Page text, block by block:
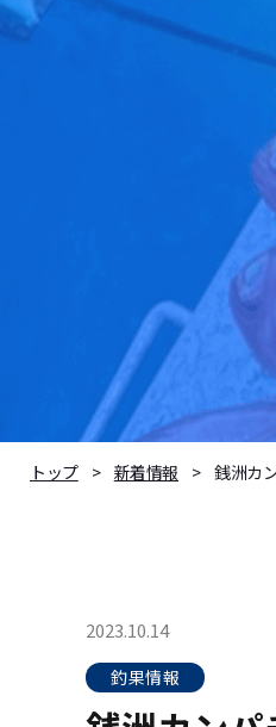
トップ 新着情報 銭洲カ
2023.10.14
釣果情報